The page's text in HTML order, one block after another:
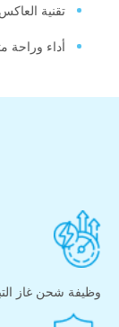
تقنية
أداء وراحة
وظيفة شحن غاز